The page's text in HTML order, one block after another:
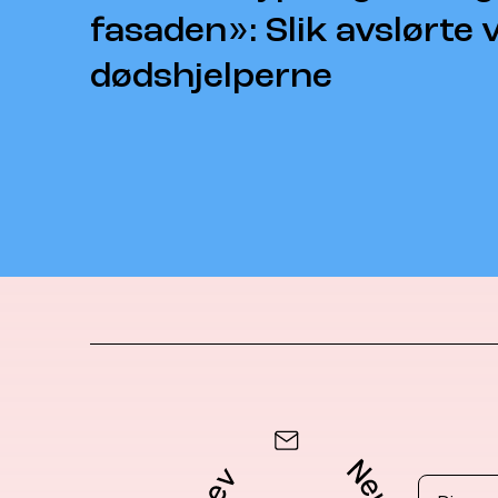
fasaden»: Slik avslørte
dødshjelperne
Email